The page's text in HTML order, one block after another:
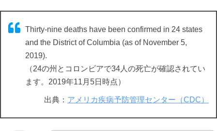
Thirty-nine deaths have been confirmed in 24 states
and the District of Columbia (as of November 5,
2019).
（24の州とコロンビアで34人の死亡が確認されてい
ます。2019年11月5日時点）
出典： アメリカ疾病予防管理センター（CDC）